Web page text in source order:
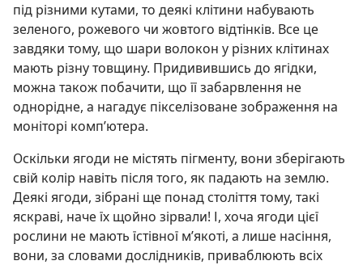
під різними кутами, то деякі клітини набувають
зеленого, рожевого чи жовтого відтінків. Все це
завдяки тому, що шари волокон у різних клітинах
мають різну товщину. Придивившись до ягідки,
можна також побачити, що її забарвлення не
однорідне, а нагадує пікселізоване зображення на
моніторі комп’ютера.
Оскільки ягоди не містять пігменту, вони зберігають
свій колір навіть після того, як падають на землю.
Деякі ягоди, зібрані ще понад століття тому, такі
яскраві, наче їх щойно зірвали! І, хоча ягоди цієї
рослини не мають їстівної м’якоті, а лише насіння,
вони, за словами дослідників, приваблюють всіх